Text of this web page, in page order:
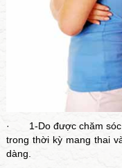
· 1-Do được chăm sóc
trong thời kỳ mang thai
dàng.